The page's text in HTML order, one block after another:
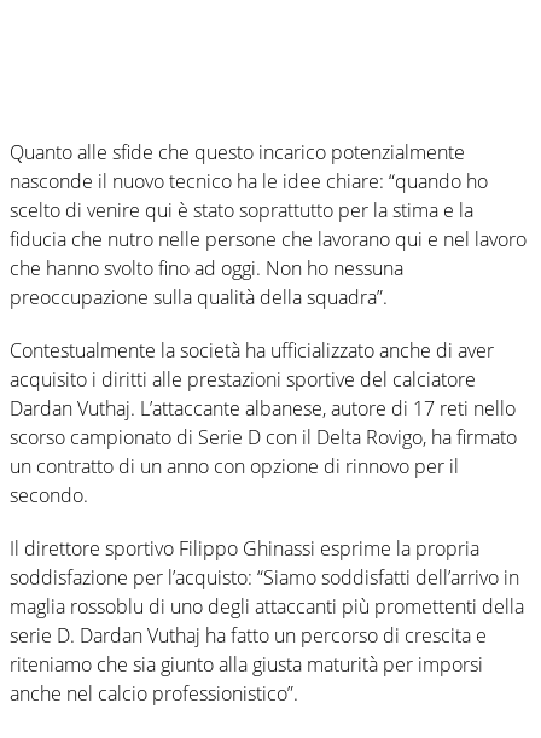
Quanto alle sfide che questo incarico potenzialmente
nasconde il nuovo tecnico ha le idee chiare: “quando ho
scelto di venire qui è stato soprattutto per la stima e la
fiducia che nutro nelle persone che lavorano qui e nel lavoro
che hanno svolto fino ad oggi. Non ho nessuna
preoccupazione sulla qualità della squadra”.
Contestualmente la società ha ufficializzato anche di aver
acquisito i diritti alle prestazioni sportive del calciatore
Dardan Vuthaj. L’attaccante albanese, autore di 17 reti nello
scorso campionato di Serie D con il Delta Rovigo, ha firmato
un contratto di un anno con opzione di rinnovo per il
secondo.
Il direttore sportivo Filippo Ghinassi esprime la propria
soddisfazione per l’acquisto: “Siamo soddisfatti dell’arrivo in
maglia rossoblu di uno degli attaccanti più promettenti della
serie D. Dardan Vuthaj ha fatto un percorso di crescita e
riteniamo che sia giunto alla giusta maturità per imporsi
anche nel calcio professionistico”.